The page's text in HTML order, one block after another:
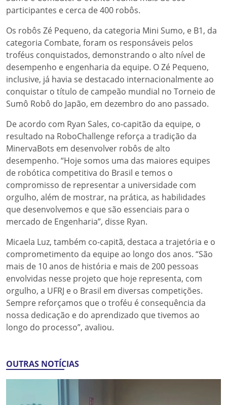
participantes e cerca de 400 robôs.
Os robôs Zé Pequeno, da categoria Mini Sumo, e B1, da
categoria Combate, foram os responsáveis pelos
troféus conquistados, demonstrando o alto nível de
desempenho e engenharia da equipe. O Zé Pequeno,
inclusive, já havia se destacado internacionalmente ao
conquistar o título de campeão mundial no Torneio de
Sumô Robô do Japão, em dezembro do ano passado.
De acordo com Ryan Sales, co-capitão da equipe, o
resultado na RoboChallenge reforça a tradição da
MinervaBots em desenvolver robôs de alto
desempenho. “Hoje somos uma das maiores equipes
de robótica competitiva do Brasil e temos o
compromisso de representar a universidade com
orgulho, além de mostrar, na prática, as habilidades
que desenvolvemos e que são essenciais para o
mercado de Engenharia”, disse Ryan.
Micaela Luz, também co-capitã, destaca a trajetória e o
comprometimento da equipe ao longo dos anos. “São
mais de 10 anos de história e mais de 200 pessoas
envolvidas nesse projeto que hoje representa, com
orgulho, a UFRJ e o Brasil em diversas competições.
Sempre reforçamos que o troféu é consequência da
nossa dedicação e do aprendizado que tivemos ao
longo do processo”, avaliou.
OUTRAS NOTÍCIAS